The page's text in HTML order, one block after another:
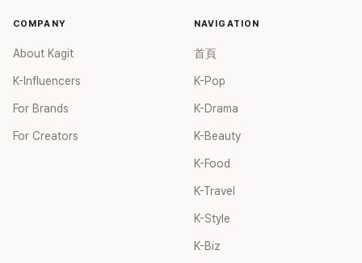
COMPANY
About Kagit
K-Influencers
For Brands
For Creators
NAVIGATION
首頁
K-Pop
K-Drama
K-Beauty
K-Food
K-Travel
K-Style
K-Biz